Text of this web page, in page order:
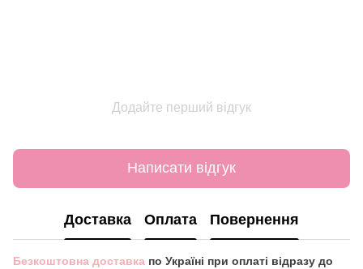
Додайте перший відгук
Написати відгук
Доставка Оплата Повернення
Безкоштовна доставка по Україні при оплаті відразу до